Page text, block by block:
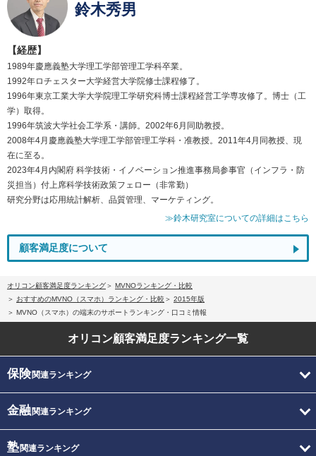
鈴木秀男
【経歴】
1989年慶應義塾大学理工学部管理工学科卒業。
1992年ロチェスター大学経営大学院修士課程修了。
1996年東京工業大学大学院理工学研究科博士課程経営工学専攻修了。博士（工
学）取得。
1996年筑波大学社会工学系・講師。2002年6月同助教授。
2008年4月慶應義塾大学理工学部管理工学科・准教授。2011年4月同教授、現
在に至る。
2023年4月内閣府 科学技術・イノベーション推進事務局参事官（インフラ・防
災担当）付上席科学技術政策フェロー（非常勤）
研究分野は応用統計解析、品質管理、マーケティング。
≫鈴木研究室についての詳細はこちら
顧客満足度について
オリコン顧客満足度ランキング
MVNOランキング・比較
おすすめのMVNO（スマホ）ランキング・比較
2015年版
MVNO（スマホ）の端末のサポートランキング・口コミ情報
オリコン顧客満足度ランキング一覧
保険関連ランキング
金融関連ランキング
塾関連ランキング